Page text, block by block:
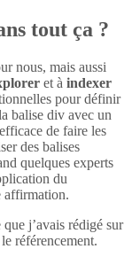
tout ça ?
nous, mais aussi
et à indexer
pour définir
balise div avec un
de faire les
des balises
quelques experts
du
affirmation.
j’avais rédigé sur
référencement.